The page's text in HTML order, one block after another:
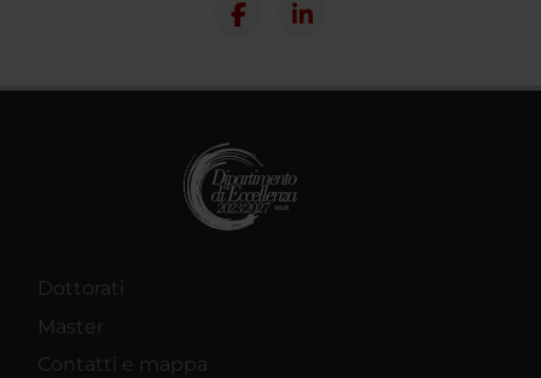
Dottorati
Master
Contatti e mappa